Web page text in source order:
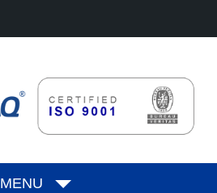
MENU